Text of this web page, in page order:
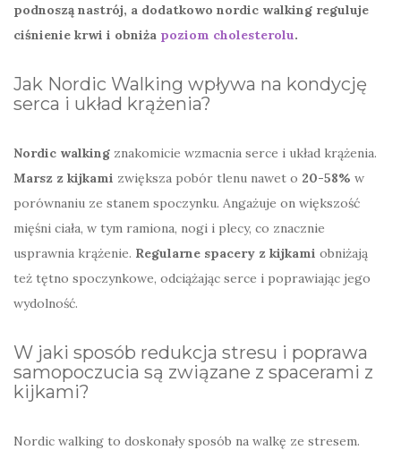
podnoszą nastrój, a dodatkowo nordic walking reguluje
ciśnienie krwi i obniża poziom cholesterolu.
Jak Nordic Walking wpływa na kondycję
serca i układ krążenia?
Nordic walking znakomicie wzmacnia serce i układ krążenia.
Marsz z kijkami zwiększa pobór tlenu nawet o 20-58% w
porównaniu ze stanem spoczynku. Angażuje on większość
mięśni ciała, w tym ramiona, nogi i plecy, co znacznie
usprawnia krążenie. Regularne spacery z kijkami obniżają
też tętno spoczynkowe, odciążając serce i poprawiając jego
wydolność.
W jaki sposób redukcja stresu i poprawa
samopoczucia są związane z spacerami z
kijkami?
Nordic walking to doskonały sposób na walkę ze stresem.